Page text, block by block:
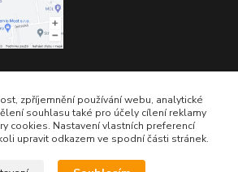
zpříjemnění používání webu, analytické
souhlasu také pro účely cílení reklamy
cookies. Nastavení vlastních preferencí
upravit odkazem ve spodní části stránek.